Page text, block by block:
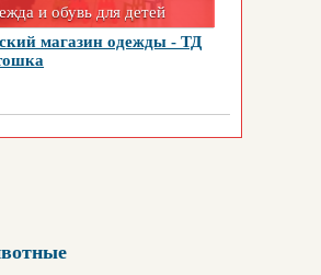
и обувь для детей
магазин одежды - ТД